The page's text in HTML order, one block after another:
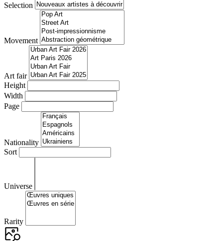
Selection
Movement
Art fair
Height
Width
Page
Nationality
Sort
Universe
Rarity